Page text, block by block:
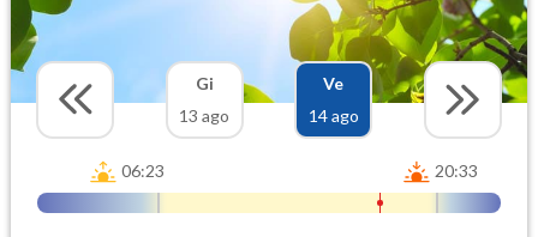
Gi
13 ago
Ve
14 ago
06:23 20:33